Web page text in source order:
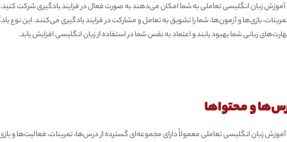
آموزش زبان انگلیسی تعاملی به شما امکان می‌دهند به صورت فعال در فرایند یادگیری شرکت کنید.
بازی‌ها و آزمون‌ها، شما را تشویق به تعامل و مشارکت در فرایند یادگیری می‌کنند. این نوع
زبانی شما بهبود یابند و اعتماد به نفس شما در استفاده از زبان انگلیسی افزایش یابد.
و محتواها
آموزش زبان انگلیسی تعاملی معمولاً دارای مجموعه‌ای گسترده از درس‌ها، تمرینات، فعالیت‌ها و